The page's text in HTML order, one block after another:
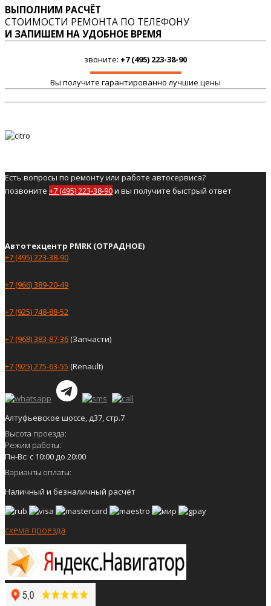
ВЫПОЛНИМ РАСЧЁТ
СТОИМОСТИ РЕМОНТА ПО ТЕЛЕФОНУ
И ЗАПИШЕМ НА УДОБНОЕ ВРЕМЯ
звоните: +7 (495) 223-38-90
Вы получите гарантированно лучшие цены
Есть вопросы по ремонту или работе автосервиса?
позвоните +7 (495) 223-38-90и вы получите быстрый ответ
Автотехцентр PMRK (ОТРАДНОЕ)
+7 (495) 223-38-90
+7 (966) 389-20-49
+7 (925) 748-88-52
+7 (968) 383-87-36(Запчасти)
+7 (925) 275-63-55 (Renault)
Алтуфьевское шоссе, д37, стр.7
Высота проезда:
Режим работы:
Пн-Вс: с 10:00 до 20:00
Варианты оплаты:
Наличный и безналичный расчёт
схема проезда